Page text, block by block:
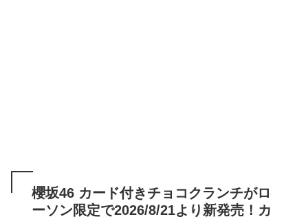
櫻坂46 カード付きチョコクランチがロ
ーソン限定で2026/8/21より新発売！カ